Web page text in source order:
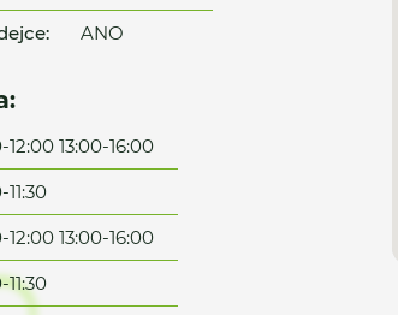
ANO
12:00 13:00-16:00
12:00 13:00-16:00